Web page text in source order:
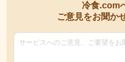
冷食.com
ご意見をお聞か